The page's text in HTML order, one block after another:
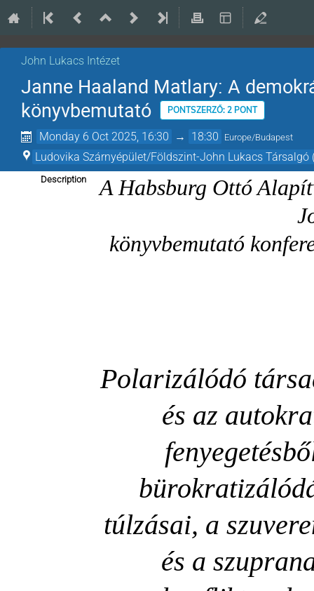
John Lukacs Intézet
Janne Haaland Matlary: A
könyvbemutató
PONTSZERZŐ: 2 PONT
Monday 6 Oct 2025, 16:30 → 18:30 Europe/Budapest
Ludovika Szárnyépület/Földszint-John Lukacs Társalgó
Description
A Habsburg Ottó
könyvbemutató
Polarizálódó
és az
túlzásai, a
és a